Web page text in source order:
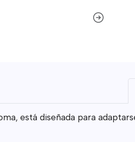
está diseñada para